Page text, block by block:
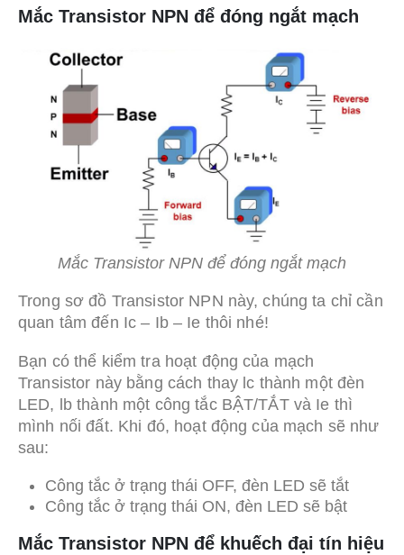
Mắc Transistor NPN để đóng ngắt mạch
Mắc Transistor NPN để đóng ngắt mạch
Trong sơ đồ Transistor NPN này, chúng ta chỉ cần
quan tâm đến Ic – Ib – Ie thôi nhé!
Bạn có thể kiểm tra hoạt động của mạch
Transistor này bằng cách thay lc thành một đèn
LED, lb thành một công tắc BẬT/TẮT và Ie thì
mình nối đất. Khi đó, hoạt động của mạch sẽ như
sau:
Công tắc ở trạng thái OFF, đèn LED sẽ tắt
Công tắc ở trạng thái ON, đèn LED sẽ bật
Mắc Transistor NPN để khuếch đại tín hiệu